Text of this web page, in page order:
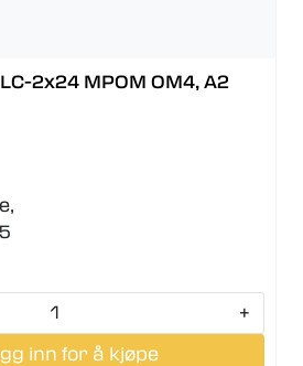
2x24 MPOM OM4, A2
+
inn for å kjøpe